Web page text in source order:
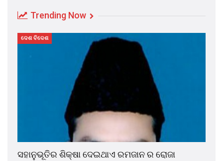
Trending Now
ଦେଶ ବିଦେଶ
ସହାନୁଭୂତିର ଶିକ୍ଷା ଦେଇଥାଏ ରମଜାନ ର ରୋଜା